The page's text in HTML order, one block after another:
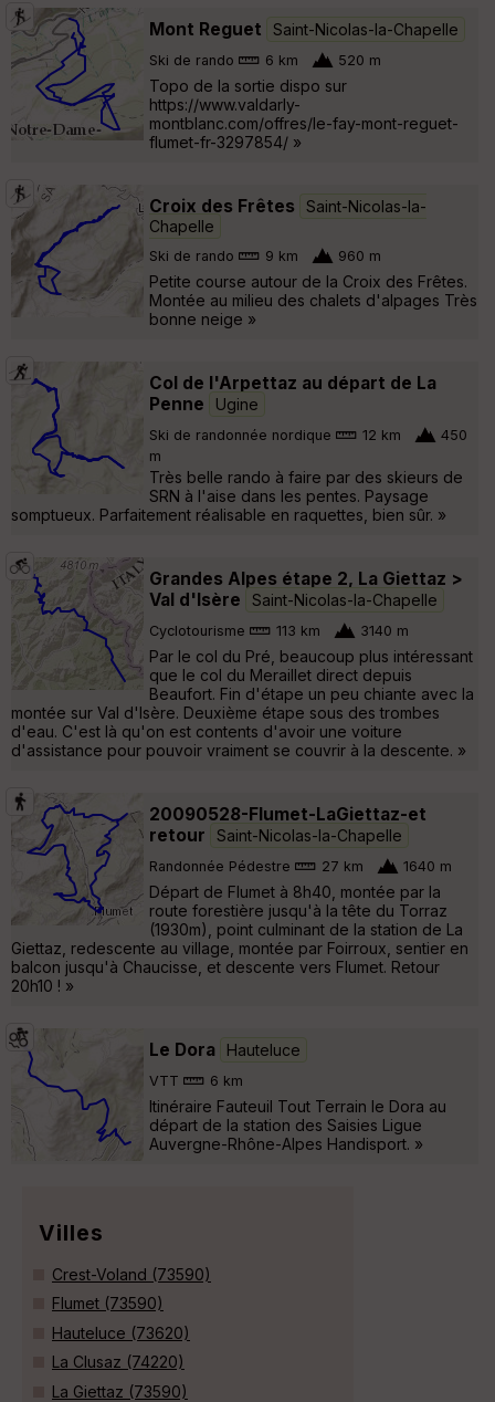
Mont Reguet Saint-Nicolas-la-Chapelle
Ski de rando 6 km 520 m
Topo de la sortie dispo sur
https://www.valdarly-
montblanc.com/offres/le-fay-mont-reguet-
flumet-fr-3297854/ »
Croix des Frêtes
Saint-Nicolas-la-
Chapelle
Ski de rando 9 km 960 m
Petite course autour de la Croix des Frêtes.
Montée au milieu des chalets d'alpages Très
bonne neige »
Col de l'Arpettaz au départ de La
Penne
Ugine
Ski de randonnée nordique 12 km
450
m
Très belle rando à faire par des skieurs de
SRN à l'aise dans les pentes. Paysage
somptueux. Parfaitement réalisable en raquettes, bien sûr. »
Grandes Alpes étape 2, La Giettaz >
Val d'Isère
Saint-Nicolas-la-Chapelle
Cyclotourisme 113 km 3140 m
Par le col du Pré, beaucoup plus intéressant
que le col du Meraillet direct depuis
Beaufort. Fin d'étape un peu chiante avec la
montée sur Val d'Isère. Deuxième étape sous des trombes
d'eau. C'est là qu'on est contents d'avoir une voiture
d'assistance pour pouvoir vraiment se couvrir à la descente. »
20090528-Flumet-LaGiettaz-et
retour
Saint-Nicolas-la-Chapelle
Randonnée Pédestre 27 km 1640 m
Départ de Flumet à 8h40, montée par la
route forestière jusqu'à la tête du Torraz
(1930m), point culminant de la station de La
Giettaz, redescente au village, montée par Foirroux, sentier en
balcon jusqu'à Chaucisse, et descente vers Flumet. Retour
20h10 ! »
Le Dora Hauteluce
VTT 6 km
Itinéraire Fauteuil Tout Terrain le Dora au
départ de la station des Saisies Ligue
Auvergne-Rhône-Alpes Handisport. »
Villes
Crest-Voland (73590)
Flumet (73590)
Hauteluce (73620)
La Clusaz (74220)
La Giettaz (73590)